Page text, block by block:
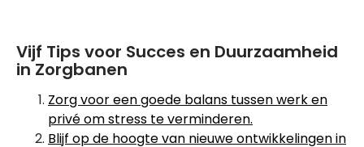
Vijf Tips voor Succes en Duurzaamheid
in Zorgbanen
Zorg voor een goede balans tussen werk en
privé om stress te verminderen.
Blijf op de hoogte van nieuwe ontwikkelingen in